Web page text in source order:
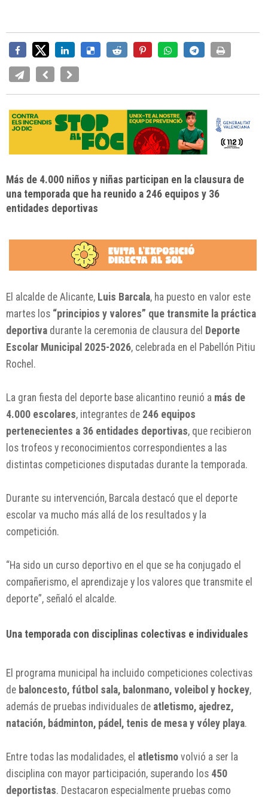
Más de 4.000 niños y niñas participan en la clausura de
una temporada que ha reunido a 246 equipos y 36
entidades deportivas
El alcalde de Alicante, Luis Barcala, ha puesto en valor este
martes los “principios y valores” que transmite la práctica
deportiva durante la ceremonia de clausura del Deporte
Escolar Municipal 2025-2026, celebrada en el Pabellón Pitiu
Rochel.
La gran fiesta del deporte base alicantino reunió a más de
4.000 escolares, integrantes de 246 equipos
pertenecientes a 36 entidades deportivas, que recibieron
los trofeos y reconocimientos correspondientes a las
distintas competiciones disputadas durante la temporada.
Durante su intervención, Barcala destacó que el deporte
escolar va mucho más allá de los resultados y la
competición.
“Ha sido un curso deportivo en el que se ha conjugado el
compañerismo, el aprendizaje y los valores que transmite el
deporte”, señaló el alcalde.
Una temporada con disciplinas colectivas e individuales
El programa municipal ha incluido competiciones colectivas
de baloncesto, fútbol sala, balonmano, voleibol y hockey,
además de pruebas individuales de atletismo, ajedrez,
natación, bádminton, pádel, tenis de mesa y vóley playa.
Entre todas las modalidades, el atletismo volvió a ser la
disciplina con mayor participación, superando los 450
deportistas. Destacaron especialmente pruebas como